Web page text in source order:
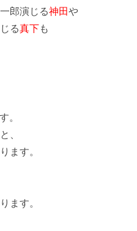
郎演じる神田や
る真下も
。
、
ます。
ます。